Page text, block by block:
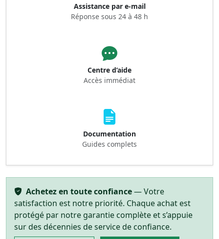
Assistance par e-mail
Réponse sous 24 à 48 h
Centre d’aide
Accès immédiat
Documentation
Guides complets
Achetez en toute confiance— Votre
satisfaction est notre priorité. Chaque achat est
protégé par notre garantie complète et s’appuie
sur des décennies de service de confiance.